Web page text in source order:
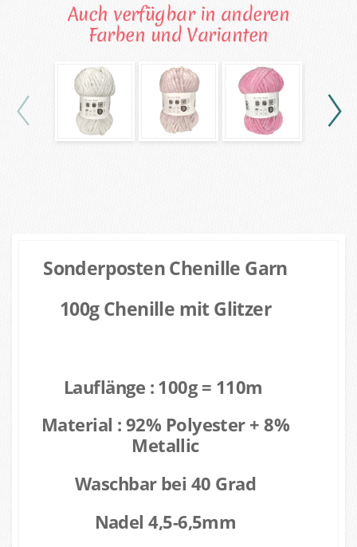
Auch verfügbar in anderen
Farben und Varianten
Sonderposten Chenille Garn
100g Chenille mit Glitzer
Lauflänge : 100g = 110m
Material : 92% Polyester + 8%
Metallic
Waschbar bei 40 Grad
Nadel 4,5-6,5mm